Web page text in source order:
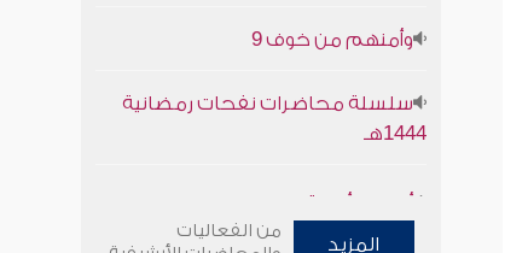
1444هـ
وأمنهم من خوف 9
المزيد
من الفعاليات